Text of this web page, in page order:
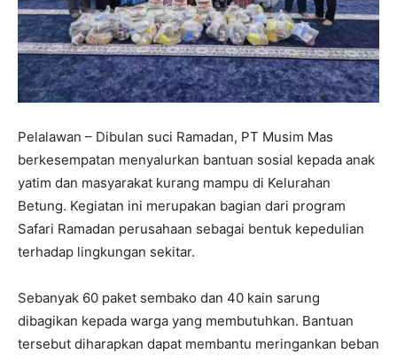
Pelalawan – Dibulan suci Ramadan, PT Musim Mas
berkesempatan menyalurkan bantuan sosial kepada anak
yatim dan masyarakat kurang mampu di Kelurahan
Betung. Kegiatan ini merupakan bagian dari program
Safari Ramadan perusahaan sebagai bentuk kepedulian
terhadap lingkungan sekitar.
Sebanyak 60 paket sembako dan 40 kain sarung
dibagikan kepada warga yang membutuhkan. Bantuan
tersebut diharapkan dapat membantu meringankan beban